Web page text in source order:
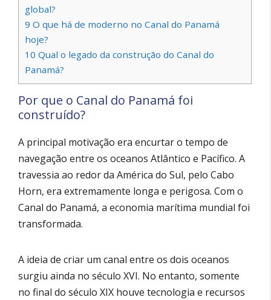
global?
9 O que há de moderno no Canal do Panamá
hoje?
10 Qual o legado da construção do Canal do
Panamá?
Por que o Canal do Panamá foi
construído?
A principal motivação era encurtar o tempo de
navegação entre os oceanos Atlântico e Pacífico. A
travessia ao redor da América do Sul, pelo Cabo
Horn, era extremamente longa e perigosa. Com o
Canal do Panamá, a economia marítima mundial foi
transformada.
A ideia de criar um canal entre os dois oceanos
surgiu ainda no século XVI. No entanto, somente
no final do século XIX houve tecnologia e recursos